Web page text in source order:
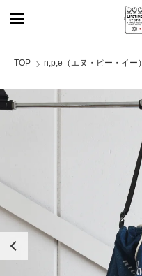
TOP n,p,e（エヌ・ピー・イー）